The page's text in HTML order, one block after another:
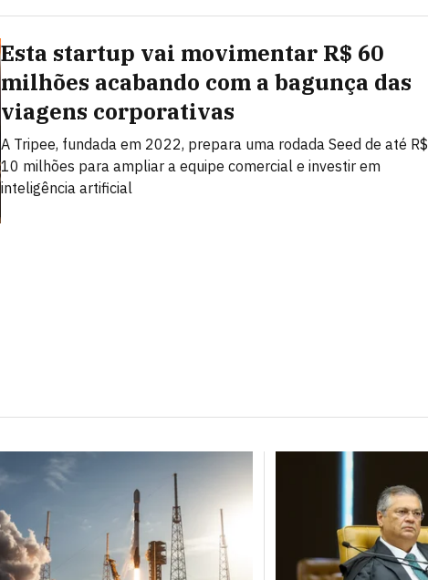
Esta startup vai movimentar R$ 60
milhões acabando com a bagunça das
viagens corporativas
A Tripee, fundada em 2022, prepara uma rodada Seed de até R$
10 milhões para ampliar a equipe comercial e investir em
inteligência artificial